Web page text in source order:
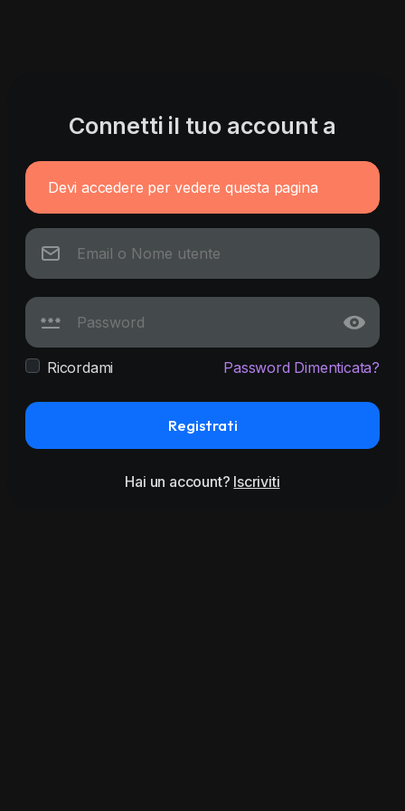
Connetti il tuo account a
Devi accedere per vedere questa pagina
Ricordami Password Dimenticata?
Registrati
Hai un account? Iscriviti